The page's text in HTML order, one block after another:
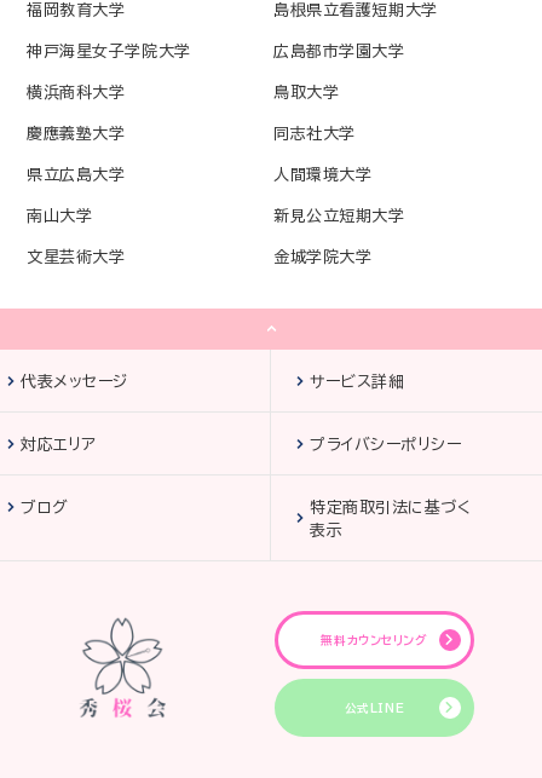
福岡教育大学 島根県立看護短期大学
神戸海星女子学院大学 広島都市学園大学
横浜商科大学 鳥取大学
慶應義塾大学 同志社大学
県立広島大学 人間環境大学
南山大学 新見公立短期大学
文星芸術大学 金城学院大学
代表メッセージ サービス詳細
対応エリア プライバシーポリシー
ブログ
特定商取引法に基づく
表示
無料カウンセリング
公式LINE